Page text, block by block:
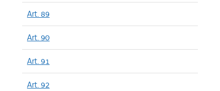
Art. 89
Art. 90
Art. 91
Art. 92